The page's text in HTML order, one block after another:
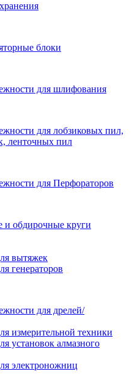
блоки
для шлифования
для лобзиковых пил,
ленточных пил
для Перфораторов
и обдирочные круги
вытяжек
генераторов
для дрелей/
измерительной техники
установок алмазного
электроножниц